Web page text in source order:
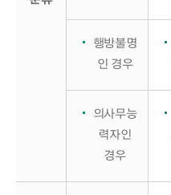
행방불명
인 경우
의사무능
력자인
경우